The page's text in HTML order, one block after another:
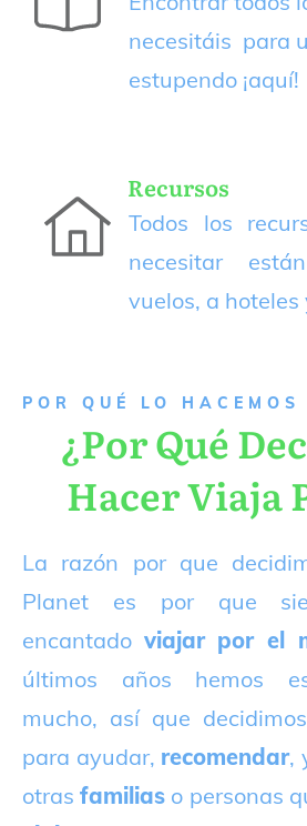
necesitáis para
estupendo ¡aquí!
Recursos
Todos los
necesitar
vuelos, a
P OR QUÉ LO HACEMOS
¿Por Qué
Hacer Viaja
La razón por que
Planet es por que
encantado viajar por el
últimos años hemos
mucho, así que
para ayudar, recomendar,
otrasfamilias o personas